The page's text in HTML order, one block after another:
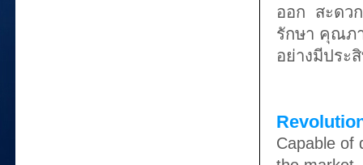
ออก สะดว
รักษา คุณภ
อย่างมีประ
Capable of